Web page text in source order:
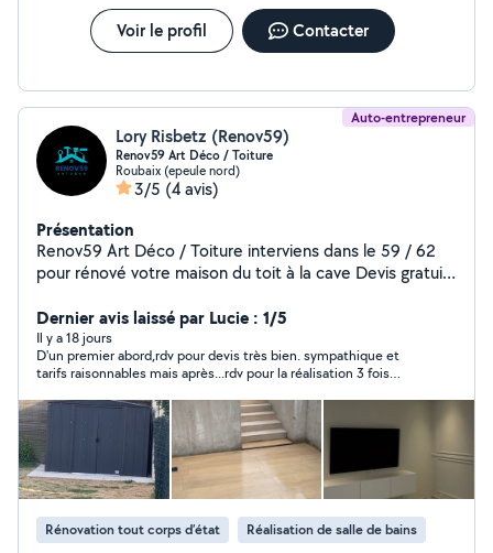
Voir le profil Contacter
Auto-entrepreneur
Lory Risbetz (Renov59)
Renov59 Art Déco / Toiture
Roubaix (epeule nord)
3/5 (4 avis)
Présentation
Renov59 Art Déco / Toiture interviens dans le 59 / 62
pour rénové votre maison du toit à la cave Devis gratuit
vingt cinq zéro six Plus de photos vidéo des réalisations
sur nos réseau sociaux ; Renov59 ( snap / whatsap ect )
Dernier avis laissé par Lucie : 1/5
Il y a 18 jours
D'un premier abord,rdv pour devis très bien. sympathique et
tarifs raisonnables mais après...rdv pour la réalisation 3 fois
que les autres...résultat: ne s'est jamais présenté,3 jours
bloqués pour rien, matériel acheté qui reste là et travaux non
effectués. Vraiment pas sérieux ni respectueux, je ne conseille
pas.
Rénovation tout corps d’état Réalisation de salle de bains